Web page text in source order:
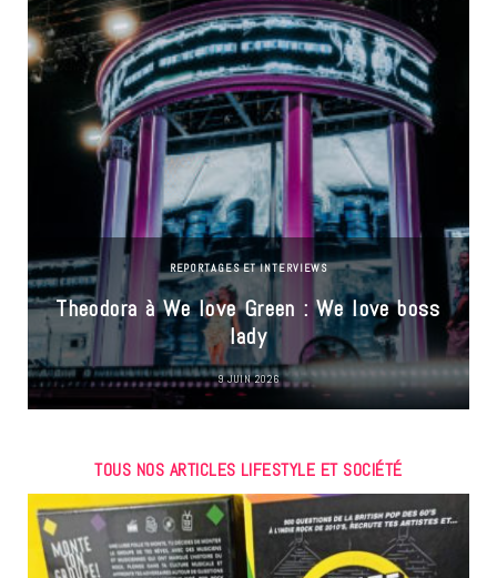
REPORTAGES ET INTERVIEWS
Theodora à We love Green : We love boss
lady
9 JUIN 2026
TOUS NOS ARTICLES LIFESTYLE ET SOCIÉTÉ